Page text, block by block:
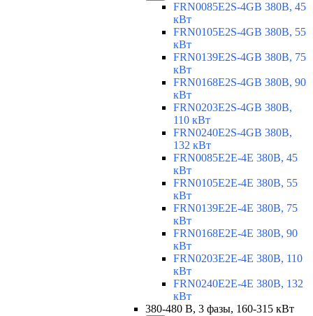
FRN0085E2S-4GB 380В, 45
кВт
FRN0105E2S-4GB 380В, 55
кВт
FRN0139E2S-4GB 380В, 75
кВт
FRN0168E2S-4GB 380В, 90
кВт
FRN0203E2S-4GB 380В,
110 кВт
FRN0240E2S-4GB 380В,
132 кВт
FRN0085E2E-4E 380В, 45
кВт
FRN0105E2E-4E 380В, 55
кВт
FRN0139E2E-4E 380В, 75
кВт
FRN0168E2E-4E 380В, 90
кВт
FRN0203E2E-4E 380В, 110
кВт
FRN0240E2E-4E 380В, 132
кВт
380-480 В, 3 фазы, 160-315 кВт